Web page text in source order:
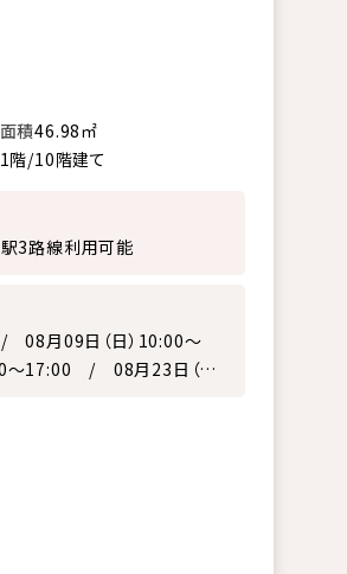
積46.98㎡
1階/10階建て
3路線利用可能
08月09日（日）10:00～
17:00 / 08月23日（日）